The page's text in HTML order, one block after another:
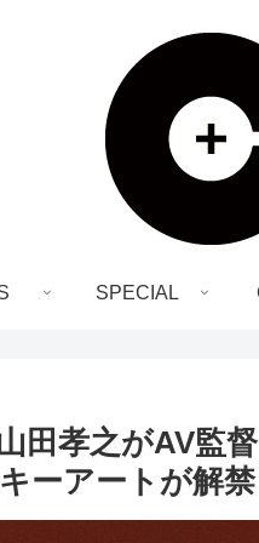
SPECIAL
山田孝之がAV監
ーアートが解禁